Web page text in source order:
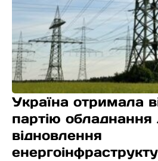
Україна отримала
партію обладнання
відновлення